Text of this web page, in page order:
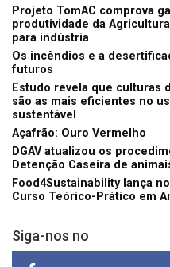
Projeto TomAC comprova
produtividade da
para indústria
Os incêndios e a
futuros
Estudo revela que culturas
são as mais eficientes no
sustentável
Açafrão: Ouro Vermelho
DGAV atualizou os
Detenção Caseira de
Food4Sustainability lança
Curso Teórico-Prático em
Siga-nos no